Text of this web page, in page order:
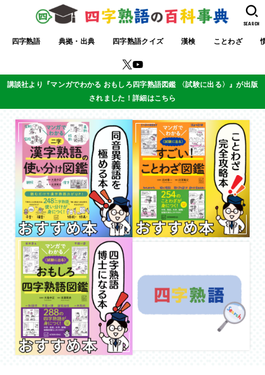
四字熟語 典拠・出典 四字熟語クイズ 漢検 ことわざ
SEARCH
講談社より『マンガでわかる おもしろ四字熟語図鑑 〈試験に出る〉』が出版
されました！詳細はこちら